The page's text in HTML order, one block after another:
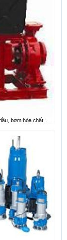
bơm hóa chất: